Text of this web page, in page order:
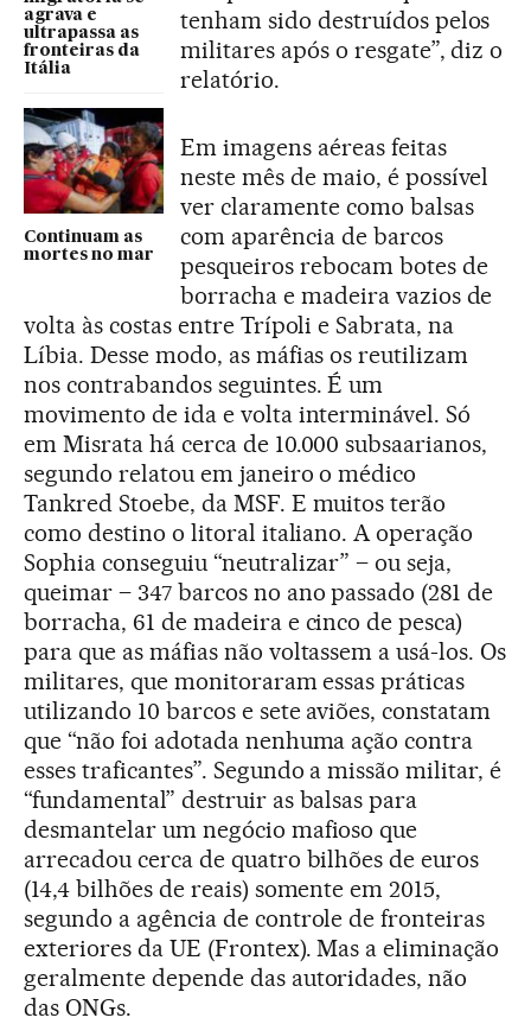
agrava e
ultrapassa as
fronteiras da
Itália
Continuam as
mortes no mar
tenham sido destruídos pelos
militares após o resgate”, diz o
relatório.
Em imagens aéreas feitas
neste mês de maio, é possível
ver claramente como balsas
com aparência de barcos
pesqueiros rebocam botes de
borracha e madeira vazios de
volta às costas entre Trípoli e Sabrata, na
Líbia. Desse modo, as máfias os reutilizam
nos contrabandos seguintes. É um
movimento de ida e volta interminável. Só
em Misrata há cerca de 10.000 subsaarianos,
segundo relatou em janeiro o médico
Tankred Stoebe, da MSF. E muitos terão
como destino o litoral italiano. A operação
Sophia conseguiu “neutralizar” – ou seja,
queimar – 347 barcos no ano passado (281 de
borracha, 61 de madeira e cinco de pesca)
para que as máfias não voltassem a usá-los. Os
militares, que monitoraram essas práticas
utilizando 10 barcos e sete aviões, constatam
que “não foi adotada nenhuma ação contra
esses traficantes”. Segundo a missão militar, é
“fundamental” destruir as balsas para
desmantelar um negócio mafioso que
arrecadou cerca de quatro bilhões de euros
(14,4 bilhões de reais) somente em 2015,
segundo a agência de controle de fronteiras
exteriores da UE (Frontex). Mas a eliminação
geralmente depende das autoridades, não
das ONGs.